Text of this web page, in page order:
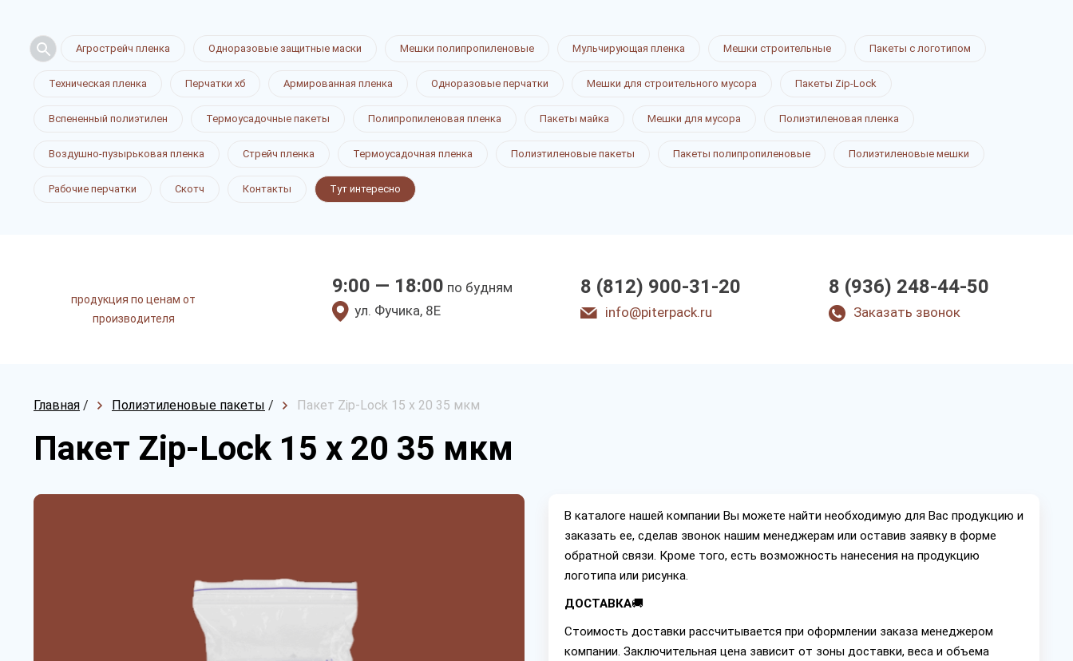
Агрострейч пленка Одноразовые защитные маски Мешки полипропиленовые Мульчирующая пленка Мешки строительные Пакеты с логотипом
Техническая пленка Перчатки хб Армированная пленка Одноразовые перчатки Мешки для строительного мусора Пакеты Zip-Lock
Вспененный полиэтилен Термоусадочные пакеты Полипропиленовая пленка Пакеты майка Мешки для мусора Полиэтиленовая пленка
Воздушно-пузырьковая пленка Стрейч пленка Термоусадочная пленка Полиэтиленовые пакеты Пакеты полипропиленовые Полиэтиленовые мешки
Рабочие перчатки Скотч Контакты Тут интересно
продукция по ценам от
производителя
9:00 — 18:00 по будням
ул. Фучика, 8E
8 (812) 900-31-20
info@piterpack.ru
8 (936) 248-44-50
Заказать звонок
Главная / Полиэтиленовые пакеты / Пакет Zip-Lock 15 х 20 35 мкм
Пакет Zip-Lock 15 х 20 35 мкм
В каталоге нашей компании Вы можете найти необходимую для Вас продукцию и
заказать ее, сделав звонок нашим менеджерам или оставив заявку в форме
обратной связи. Кроме того, есть возможность нанесения на продукцию
логотипа или рисунка.
ДОСТАВКА🚚
Стоимость доставки рассчитывается при оформлении заказа менеджером
компании. Заключительная цена зависит от зоны доставки, веса и объема